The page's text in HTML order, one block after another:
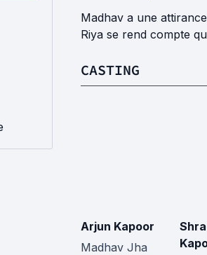
Madhav a une
Riya se rend compte
CASTING
Arjun Kapoor
Madhav Jha